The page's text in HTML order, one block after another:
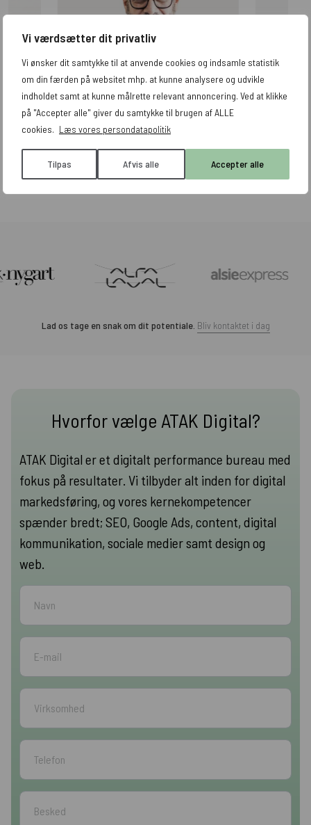
Vi værdsætter dit privatliv
Vi ønsker dit samtykke til at anvende cookies og indsamle statistik
om din færden på websitet mhp. at kunne analysere og udvikle
indholdet samt at kunne målrette relevant annoncering. Ved at klikke
på "Accepter alle" giver du samtykke til brugen af ALLE
cookies. Læs vores persondatapolitik
Tilpas Afvis alle Accepter alle
William Atak
Adm. direktør Marketing-
Se alle specialister eller kontakt os
Lad os tage en snak om dit potentiale. Bliv kontaktet i dag
Hvorfor vælge ATAK Digital?
ATAK Digital er et digitalt performance bureau med
fokus på resultater. Vi tilbyder alt inden for digital
markedsføring, og vores kernekompetencer
spænder bredt; SEO, Google Ads, content, digital
kommunikation, sociale medier samt design og
web.